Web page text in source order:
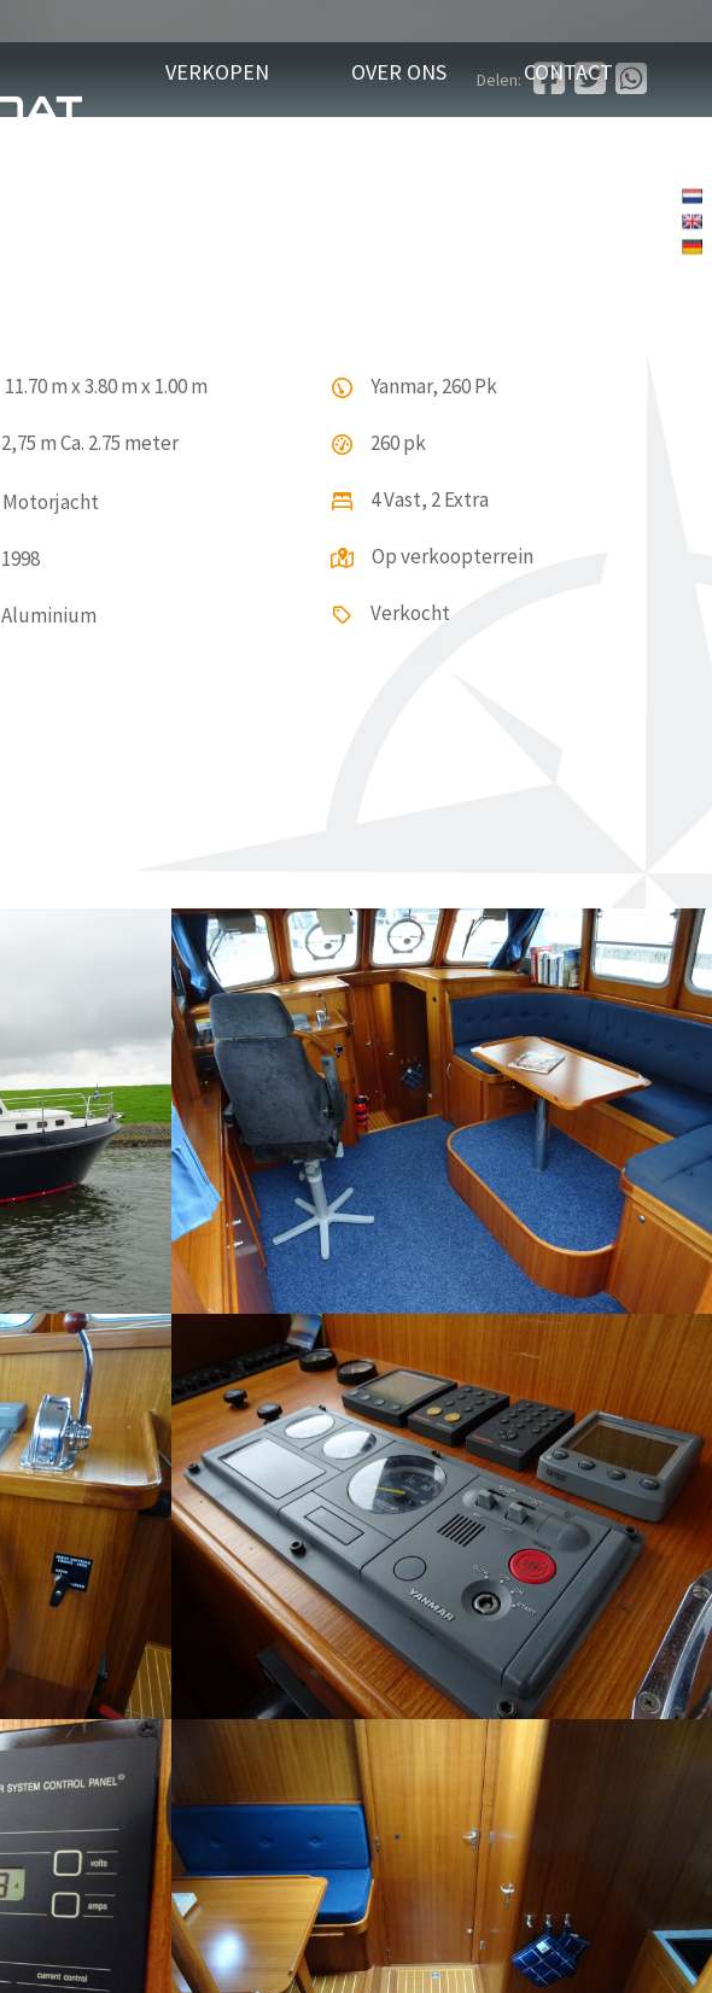
VERKOPEN OVER ONS CONTACT
Delen:
11.70 m x 3.80 m x 1.00 m
2,75 m Ca. 2.75 meter
Motorjacht
1998
Aluminium
Yanmar, 260 Pk
260 pk
4 Vast, 2 Extra
Op verkoopterrein
Verkocht